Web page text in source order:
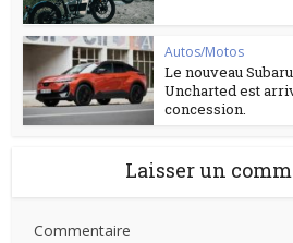
Autos/Motos
Le nouveau Subaru
Uncharted est
concession.
Laisser un
Commentaire